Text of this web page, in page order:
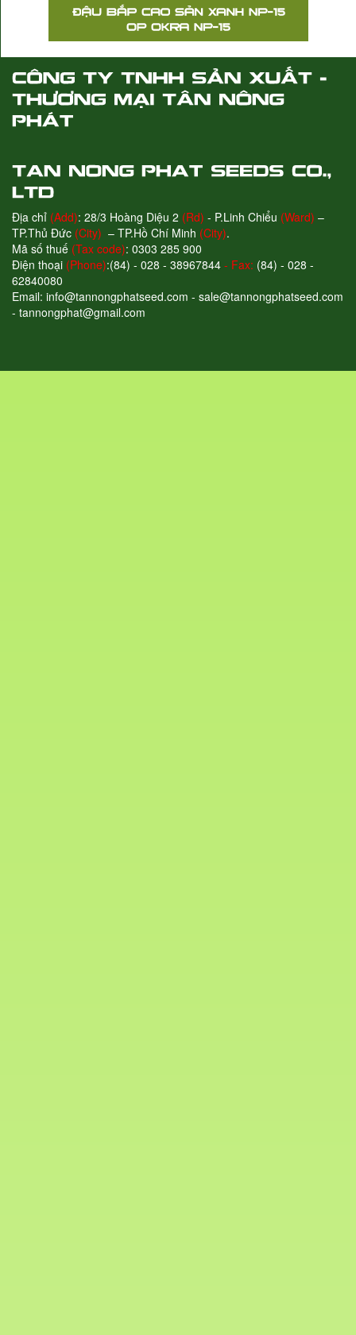
Địa chỉ (Add): 28/3 Hoàng Diệu 2 (Rd) - P.Linh Chiểu (Ward) –
TP.Thủ Đức (City) – TP.Hồ Chí Minh (City).
Mã số thuế (Tax code): 0303 285 900
Điện thoại (Phone):(84) - 028 - 38967844 - Fax: (84) - 028 -
62840080
Email: info@tannongphatseed.com - sale@tannongphatseed.com
- tannongphat@gmail.com